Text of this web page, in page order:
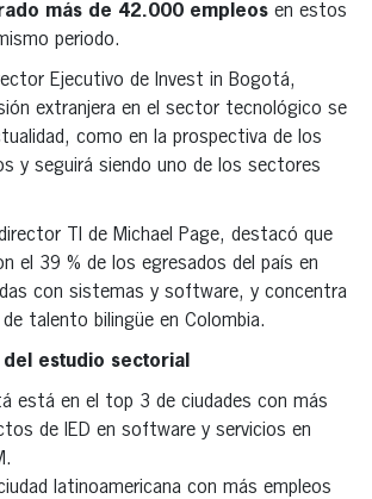
más de 42.000 empleos en estos
periodo.
Ejecutivo de Invest in Bogotá,
extranjera en el sector tecnológico se
como en la prospectiva de los
y seguirá siendo uno de los sectores
TI de Michael Page, destacó que
el 39 % de los egresados del país en
con sistemas y software, y concentra
talento bilingüe en Colombia.
del estudio sectorial
está en el top 3 de ciudades con más
de IED en software y servicios en
latinoamericana con más empleos